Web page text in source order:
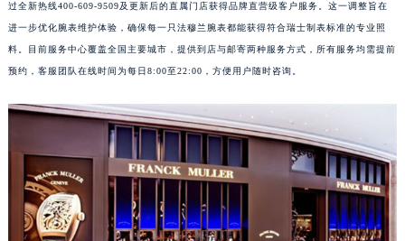
过全新热线400-609-9509及更新后的直属门店获得品牌直营级客户服务。这一调整旨在
进一步优化腕表维护体验，确保每一只法穆兰腕表都能获得符合瑞士制表标准的专业照
料。目前服务中心覆盖全国主要城市，提供到店与邮寄两种服务方式，所有服务均需提前
预约，客服团队在线时间为每日8:00至22:00，方便用户随时咨询。